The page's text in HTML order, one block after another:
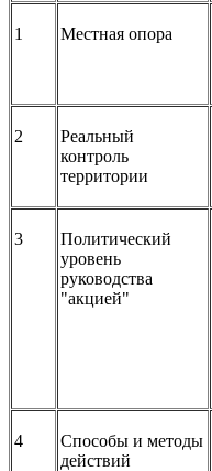
1 Местная опора
2
Реальный
контроль
территории
3
Политический
уровень
руководства
"акцией"
4
Способы и методы
действий